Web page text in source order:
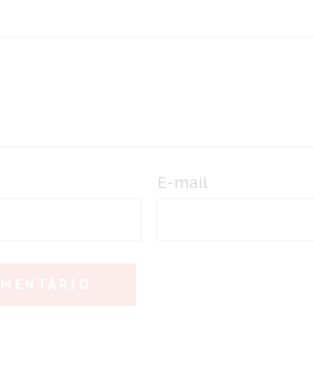
E-mail